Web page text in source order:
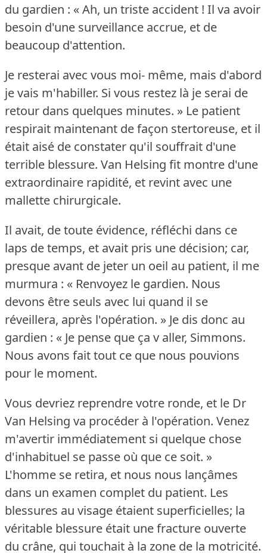
du gardien : « Ah, un triste accident ! Il va avoir
besoin d'une surveillance accrue, et de
beaucoup d'attention.
Je resterai avec vous moi- même, mais d'abord
je vais m'habiller. Si vous restez là je serai de
retour dans quelques minutes. » Le patient
respirait maintenant de façon stertoreuse, et il
était aisé de constater qu'il souffrait d'une
terrible blessure. Van Helsing fit montre d'une
extraordinaire rapidité, et revint avec une
mallette chirurgicale.
Il avait, de toute évidence, réfléchi dans ce
laps de temps, et avait pris une décision; car,
presque avant de jeter un oeil au patient, il me
murmura : « Renvoyez le gardien. Nous
devons être seuls avec lui quand il se
réveillera, après l'opération. » Je dis donc au
gardien : « Je pense que ça v aller, Simmons.
Nous avons fait tout ce que nous pouvions
pour le moment.
Vous devriez reprendre votre ronde, et le Dr
Van Helsing va procéder à l'opération. Venez
m'avertir immédiatement si quelque chose
d'inhabituel se passe où que ce soit. »
L'homme se retira, et nous nous lançâmes
dans un examen complet du patient. Les
blessures au visage étaient superficielles; la
véritable blessure était une fracture ouverte
du crâne, qui touchait à la zone de la motricité.